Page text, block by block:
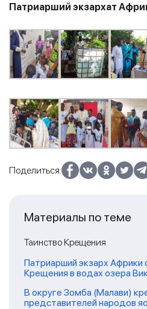
Патриарший экзархат
Поделиться:
Материалы по теме
Таинство Крещения
Патриарший экзарх Африки
Крещения в водах озера
В округе Зомба (Малави)
представителей народов